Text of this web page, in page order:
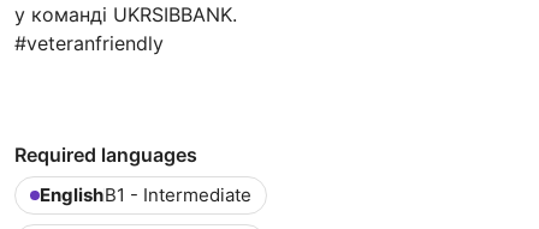
у команді UKRSIBBANK.
#veteranfriendly
Required languages
EnglishB1 - Intermediate